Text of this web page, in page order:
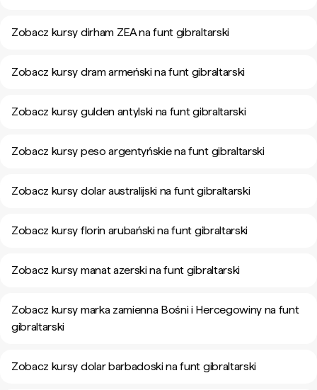
Zobacz kursy dirham ZEA na funt gibraltarski
Zobacz kursy dram armeński na funt gibraltarski
Zobacz kursy gulden antylski na funt gibraltarski
Zobacz kursy peso argentyńskie na funt gibraltarski
Zobacz kursy dolar australijski na funt gibraltarski
Zobacz kursy florin arubański na funt gibraltarski
Zobacz kursy manat azerski na funt gibraltarski
Zobacz kursy marka zamienna Bośni i Hercegowiny na funt
gibraltarski
Zobacz kursy dolar barbadoski na funt gibraltarski